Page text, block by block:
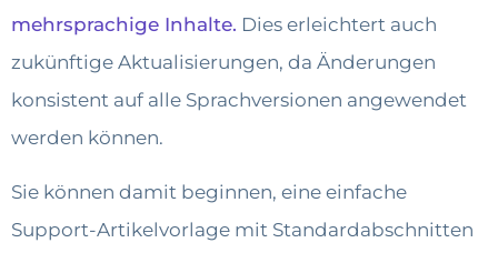
mehrsprachige Inhalte. Dies erleichtert auch
zukünftige Aktualisierungen, da Änderungen
konsistent auf alle Sprachversionen angewendet
werden können.
Sie können damit beginnen, eine einfache
Support-Artikelvorlage mit Standardabschnitten